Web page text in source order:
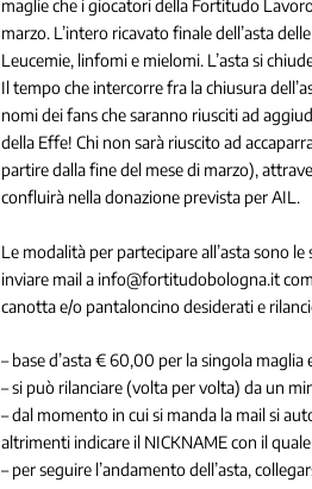
maglie che i giocatori della Fortitudo
marzo. L’intero ricavato finale dell’asta
Leucemie, linfomi e mielomi. L’asta si
Il tempo che intercorre fra la chiusura
nomi dei fans che saranno riusciti ad
della Effe! Chi non sarà riuscito ad
partire dalla fine del mese di marzo),
confluirà nella donazione prevista per AIL.
Le modalità per partecipare all’asta sono le
inviare mail a info@fortitudobologna.it
canotta e/o pantaloncino desiderati e
– base d’asta € 60,00 per la singola
– si può rilanciare (volta per volta) da un
– dal momento in cui si manda la mail si
altrimenti indicare il NICKNAME con il
– per seguire l’andamento dell’asta,